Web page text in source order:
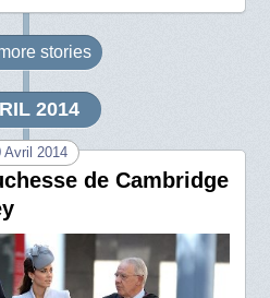
stories
2014
Avril 2014
de Cambridge